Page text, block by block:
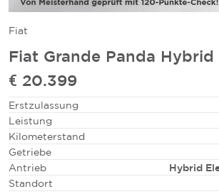
Fiat
Fiat Grande Panda Hybrid
€ 20.399
Erstzulassung
Leistung
Kilometerstand
Getriebe
Antrieb
Hybrid
Standort